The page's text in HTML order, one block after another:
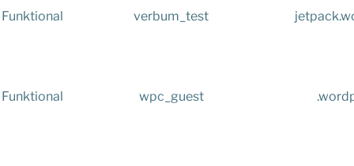
Funktional verbum_test
Funktional wpc_guest